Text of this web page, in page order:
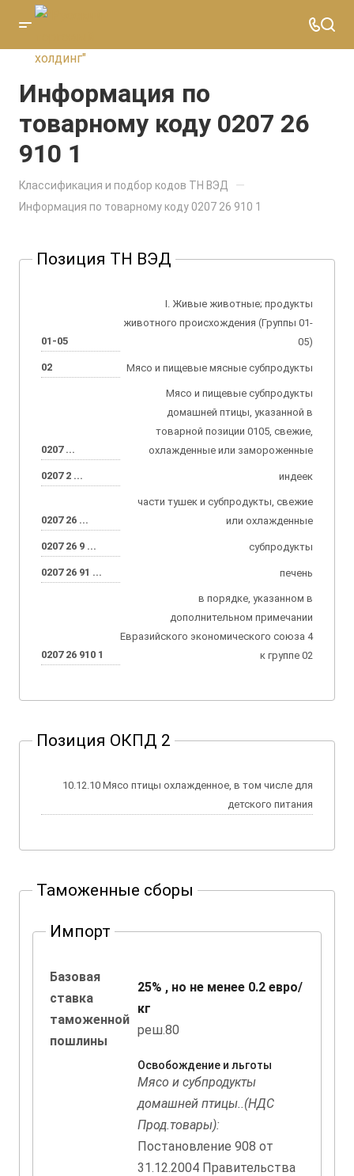
Информация по
товарному коду 0207 26
910 1
Классификация и подбор кодов ТН ВЭД —
Информация по товарному коду 0207 26 910 1
Позиция ТН ВЭД
01-05
I. Живые животные; продукты
животного происхождения (Группы 01-
05)
02 Мясо и пищевые мясные субпродукты
0207 ...
Мясо и пищевые субпродукты
домашней птицы, указанной в
товарной позиции 0105, свежие,
охлажденные или замороженные
0207 2 ... индеек
0207 26 ...
части тушек и субпродукты, свежие
или охлажденные
0207 26 9 ... субпродукты
0207 26 91 ... печень
0207 26 910 1
в порядке, указанном в
дополнительном примечании
Евразийского экономического союза 4
к группе 02
Позиция ОКПД 2
10.12.10 Мясо птицы охлажденное, в том числе для
детского питания
Таможенные сборы
Импорт
Базовая
ставка
таможенной
пошлины
25% , но не менее 0.2 евро/
кг
реш.80
Освобождение и льготы
Мясо и субпродукты
домашней птицы..(НДС
Прод.товары):
Постановление 908 от
31.12.2004 Правительства